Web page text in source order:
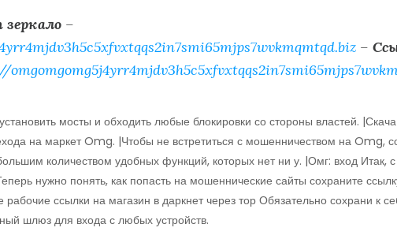
–
–
мосты и обходить любые блокировки со стороны властей.
на маркет Omg. |Чтобы не встретиться с мошенничеством на Omg,
количеством удобных функций, которых нет ни у. |Омг: вход Итак,
нужно понять, как попасть на мошеннические сайты сохраните
рабочие ссылки на магазин в даркнет через тор Обязательно сохрани к
шлюз для входа с любых устройств.